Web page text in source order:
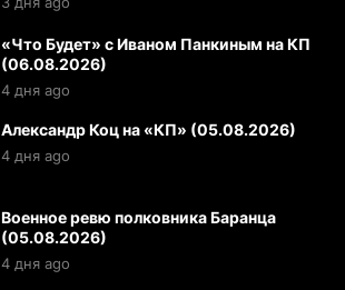
«Что Будет» с Иваном Панкиным на КП
(06.08.2026)
4 дня ago
Александр Коц на «КП» (05.08.2026)
4 дня ago
Военное ревю полковника Баранца
(05.08.2026)
4 дня ago